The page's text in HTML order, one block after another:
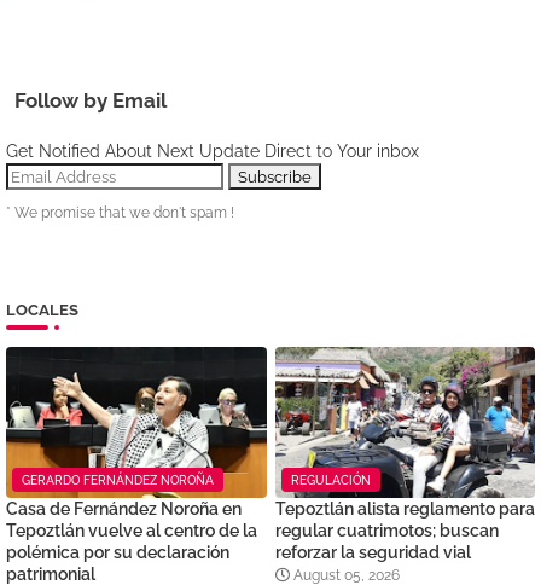
Follow by Email
Get Notified About Next Update Direct to Your inbox
* We promise that we don't spam !
LOCALES
GERARDO FERNÁNDEZ NOROÑA
Casa de Fernández Noroña en
Tepoztlán vuelve al centro de la
polémica por su declaración
patrimonial
REGULACIÓN
Tepoztlán alista reglamento para
regular cuatrimotos; buscan
reforzar la seguridad vial
August 05, 2026